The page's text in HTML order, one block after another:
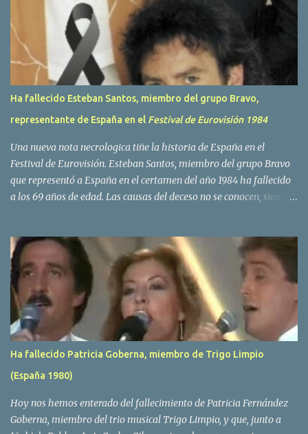
s
Ha fallecido Esteban Santos, miembro del grupo Bravo,
representante de España en el Festival de Eurovisión 1984
Una nueva nota necrologica tiñe la historia de España en el
Festival de Eurovisión. Esteban Santos, miembro del grupo Bravo
que representó a España en el certamen del año 1984 ha fallecido
a los 69 años de edad. Las causas del deceso no se conocen, siendo
traves de las redes sociales. Nacido en Tolosa en 1951, durante su
epoca universitaria en la carrera de empresariales conoció al
estudiante de medicina Luis Villar, comenzando a actuar
juntos,Santos a la guitarra y Villar al piano, sin atreverse a dar el
salto al mercado profesional. Sin embargo esto cambió gracias a la
propia Amaia Saizar, que tras su abandono de Trigo Limpio,
recibió por parte de la discografica Hispavox el encargo de crear
un nuevo grupo, reclutando al duo de amigos y a la ex modelo
Yolanda Hoyos. Con los cuatro surgió en el año 1982 el grupo
Ha fallecido Patricia Goberna, miembro de Trigo Limpio
(España 1980)
Hoy nos hemos enterado del fallecimiento de Patricia Fernández
Goberna, miembro del trio musical Trigo Limpio, y que, junto a